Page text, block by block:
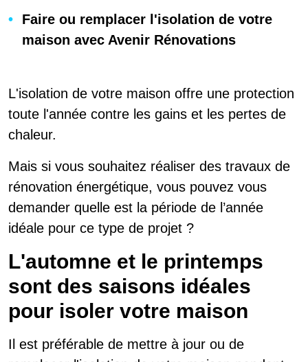
Faire ou remplacer l'isolation de votre
maison avec Avenir Rénovations
L'isolation de votre maison offre une protection
toute l'année contre les gains et les pertes de
chaleur.
Mais si vous souhaitez réaliser des travaux de
rénovation énergétique, vous pouvez vous
demander quelle est la période de l’année
idéale pour ce type de projet ?
L'automne et le printemps
sont des saisons idéales
pour isoler votre maison
Il est préférable de mettre à jour ou de